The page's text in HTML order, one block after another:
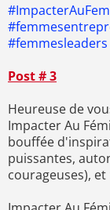
#femmesleaders
Post # 3
Heureuse de
Impacter Au
bouffée
puissantes,
courageuses),